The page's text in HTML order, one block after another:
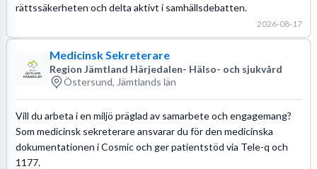
rättssäkerheten och delta aktivt i samhällsdebatten.
2026-08-17
Medicinsk Sekreterare
Region Jämtland Härjedalen- Hälso- och sjukvård
Östersund, Jämtlands län
Vill du arbeta i en miljö präglad av samarbete och engagemang?
Som medicinsk sekreterare ansvarar du för den medicinska
dokumentationen i Cosmic och ger patientstöd via Tele-q och
1177.